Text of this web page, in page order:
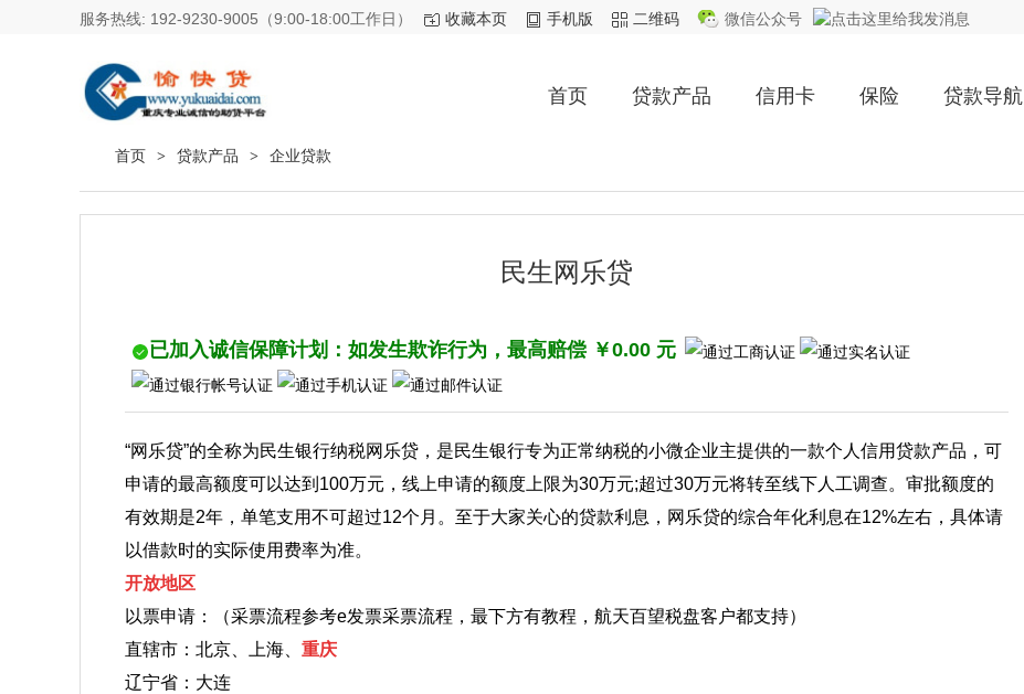
服务热线: 192-9230-9005（9:00-18:00工作日） 收藏本页 手机版 二维码 微信公众号
首页 贷款产品 信用卡 保险 贷款导航
首页 > 贷款产品 > 企业贷款
民生网乐贷
已加入诚信保障计划：如发生欺诈行为，最高赔偿 ￥0.00 元
“网乐贷”的全称为民生银行纳税网乐贷，是民生银行专为正常纳税的小微企业主提供的一款个人信用贷款产品，可
申请的最高额度可以达到100万元，线上申请的额度上限为30万元;超过30万元将转至线下人工调查。审批额度的
有效期是2年，单笔支用不可超过12个月。至于大家关心的贷款利息，网乐贷的综合年化利息在12%左右，具体请
以借款时的实际使用费率为准。
开放地区
以票申请：（采票流程参考e发票采票流程，最下方有教程，航天百望税盘客户都支持）
直辖市：北京、上海、 重庆
辽宁省：大连